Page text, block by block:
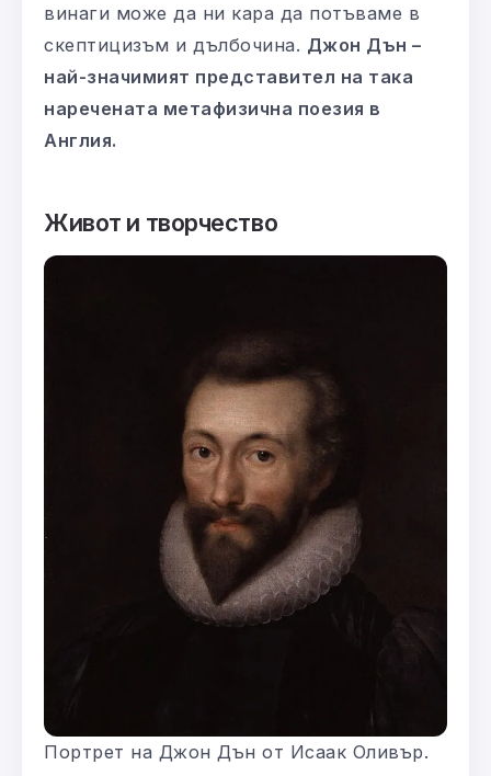
винаги може да ни кара да потъваме в
скептицизъм и дълбочина. Джон Дън –
най-значимият представител на така
наречената метафизична поезия в
Англия.
Живот и творчество
Портрет на Джон Дън от Исаак Оливър.